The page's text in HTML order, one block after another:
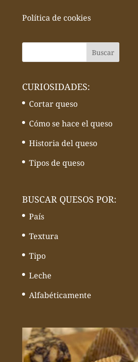
Política de cookies
CURIOSIDADES:
Cortar queso
Cómo se hace el queso
Historia del queso
Tipos de queso
BUSCAR QUESOS POR:
País
Textura
Tipo
Leche
Alfabéticamente